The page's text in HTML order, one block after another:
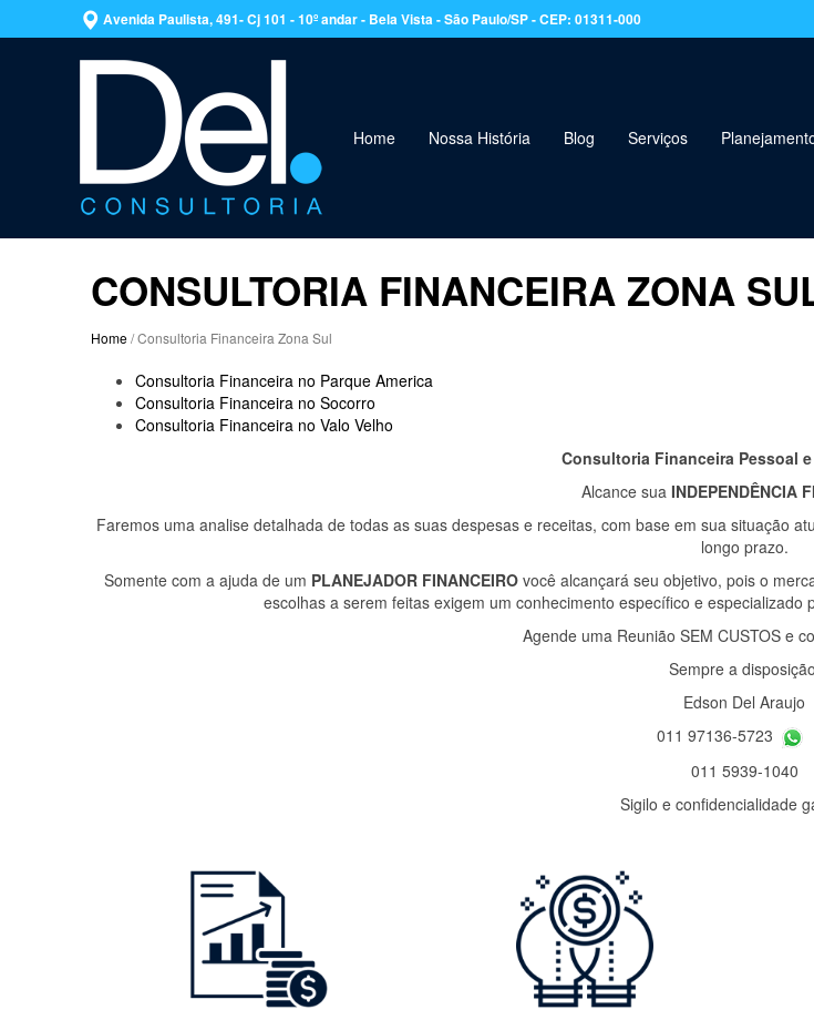
Avenida Paulista, 491- Cj 101 - 10º andar - Bela Vista - São Paulo/SP - CEP: 01311-000
Home Nossa História Blog Serviços
CONSULTORIA FINANCEIRA ZONA
Home/ Consultoria Financeira Zona Sul
Consultoria Financeira no Parque America
Consultoria Financeira no Socorro
Consultoria Financeira no Valo Velho
Consultoria Financeira Pessoal
Alcance sua INDEPENDÊNCIA
Faremos uma analise detalhada de todas as suas despesas e receitas, com base em sua situação
longo prazo.
Somente com a ajuda de um PLANEJADOR FINANCEIROvocê alcançará seu objetivo, pois o
escolhas a serem feitas exigem um conhecimento específico e
Agende uma Reunião SEM CUSTOS e
Sempre a
Edson Del Araujo
011 97136-5723
011 5939-1040
Sigilo e confidencialidade